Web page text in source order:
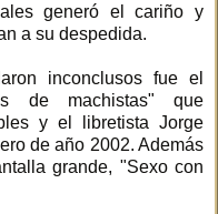
generó el cariño y
a su despedida.
inconclusos fue el
de machistas" que
y el libretista Jorge
de año 2002. Además
grande, "Sexo con